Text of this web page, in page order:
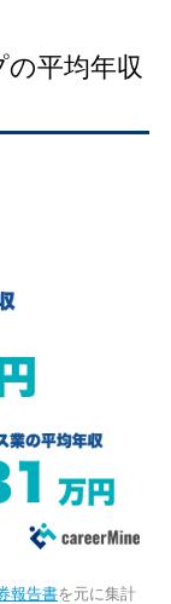
の平均年収
報告書を元に集計